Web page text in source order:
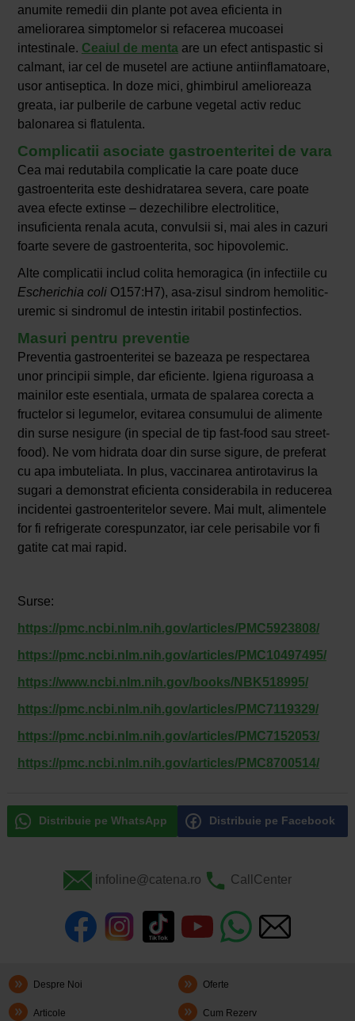
anumite remedii din plante pot avea eficienta in
ameliorarea simptomelor si refacerea mucoasei
intestinale. Ceaiul de menta are un efect antispastic si
calmant, iar cel de musetel are actiune antiinflamatoare,
usor antiseptica. In doze mici, ghimbirul amelioreaza
greata, iar pulberile de carbune vegetal activ reduc
balonarea si flatulenta.
Complicatii asociate gastroenteritei de vara
Cea mai redutabila complicatie la care poate duce
gastroenterita este deshidratarea severa, care poate
avea efecte extinse – dezechilibre electrolitice,
insuficienta renala acuta, convulsii si, mai ales in cazuri
foarte severe de gastroenterita, soc hipovolemic.
Alte complicatii includ colita hemoragica (in infectiile cu
Escherichia coliO157:H7), asa-zisul sindrom hemolitic-
uremic si sindromul de intestin iritabil postinfectios.
Masuri pentru preventie
Preventia gastroenteritei se bazeaza pe respectarea
unor principii simple, dar eficiente. Igiena riguroasa a
mainilor este esentiala, urmata de spalarea corecta a
fructelor si legumelor, evitarea consumului de alimente
din surse nesigure (in special de tip fast-food sau street-
food). Ne vom hidrata doar din surse sigure, de preferat
cu apa imbuteliata. In plus, vaccinarea antirotavirus la
sugari a demonstrat eficienta considerabila in reducerea
incidentei gastroenteritelor severe. Mai mult, alimentele
for fi refrigerate corespunzator, iar cele perisabile vor fi
gatite cat mai rapid.
Surse:
https://pmc.ncbi.nlm.nih.gov/articles/PMC5923808/
https://pmc.ncbi.nlm.nih.gov/articles/PMC10497495/
https://www.ncbi.nlm.nih.gov/books/NBK518995/
https://pmc.ncbi.nlm.nih.gov/articles/PMC7119329/
https://pmc.ncbi.nlm.nih.gov/articles/PMC7152053/
https://pmc.ncbi.nlm.nih.gov/articles/PMC8700514/
Distribuie pe WhatsApp Distribuie pe Facebook
infoline@catena.ro CallCenter
Despre Noi Oferte
Articole Cum Rezerv